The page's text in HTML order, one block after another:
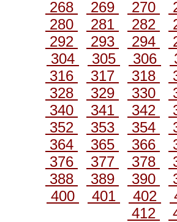
268
269 270
280
281 282
292
293 294
304
305 306
316
317 318
328
329 330
340
341 342
352
353 354
364
365 366
376
377 378
388
389 390
400
401 402
412